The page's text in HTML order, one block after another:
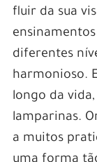
fluir da sua
diferentes
harmonioso.
longo da
lamparinas.
a muitos